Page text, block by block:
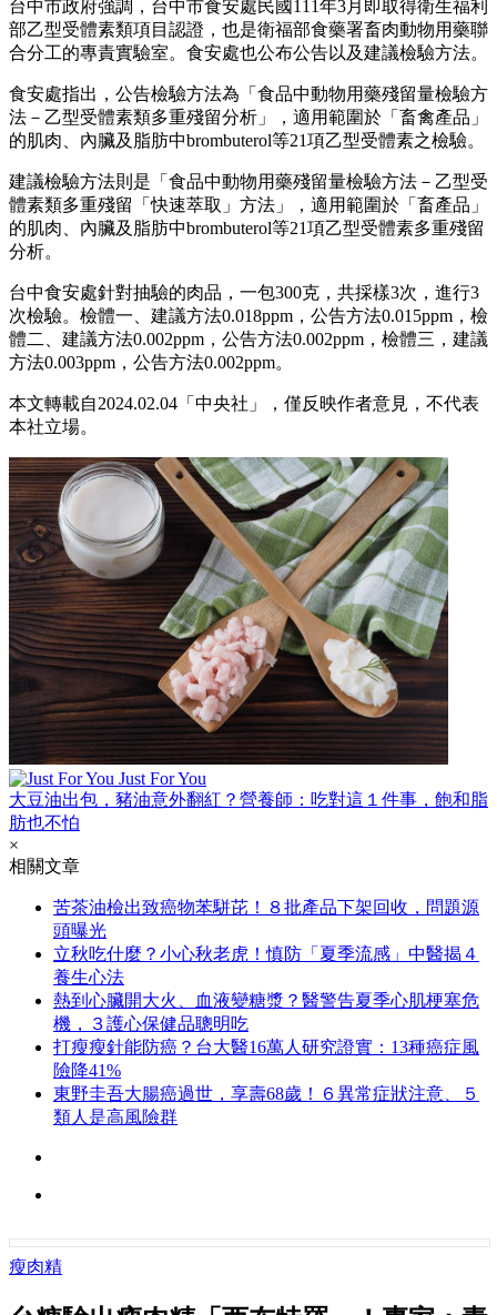
台中市政府強調，台中市食安處民國111年3月即取得衛生福利
部乙型受體素類項目認證，也是衛福部食藥署畜肉動物用藥聯
合分工的專責實驗室。食安處也公布公告以及建議檢驗方法。
食安處指出，公告檢驗方法為「食品中動物用藥殘留量檢驗方
法－乙型受體素類多重殘留分析」，適用範圍於「畜禽產品」
的肌肉、內臟及脂肪中brombuterol等21項乙型受體素之檢驗。
建議檢驗方法則是「食品中動物用藥殘留量檢驗方法－乙型受
體素類多重殘留「快速萃取」方法」，適用範圍於「畜產品」
的肌肉、內臟及脂肪中brombuterol等21項乙型受體素多重殘留
分析。
台中食安處針對抽驗的肉品，一包300克，共採樣3次，進行3
次檢驗。檢體一、建議方法0.018ppm，公告方法0.015ppm，檢
體二、建議方法0.002ppm，公告方法0.002ppm，檢體三，建議
方法0.003ppm，公告方法0.002ppm。
本文轉載自2024.02.04「中央社」，僅反映作者意見，不代表
本社立場。
Just For You
大豆油出包，豬油意外翻紅？營養師：吃對這１件事，飽和脂
肪也不怕
×
相關文章
苦茶油檢出致癌物苯駢芘！８批產品下架回收，問題源
頭曝光
立秋吃什麼？小心秋老虎！慎防「夏季流感」中醫揭４
養生心法
熱到心臟開大火、血液變糖漿？醫警告夏季心肌梗塞危
機，３護心保健品聰明吃
打瘦瘦針能防癌？台大醫16萬人研究證實：13種癌症風
險降41%
東野圭吾大腸癌過世，享壽68歲！６異常症狀注意、５
類人是高風險群
瘦肉精